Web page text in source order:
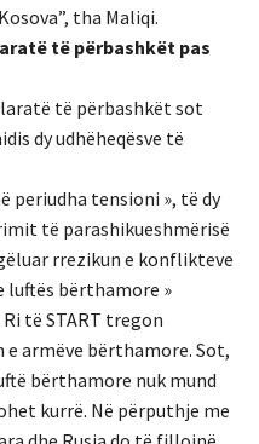
tha Maliqi.
të përbashkët pas
të përbashkët sot
dy udhëheqësve të
periudha tensioni », të dy
të parashikueshmërisë
rrezikun e konflikteve
luftës bërthamore »
të START tregon
armëve bërthamore. Sot,
bërthamore nuk mund
kurrë. Në përputhje me